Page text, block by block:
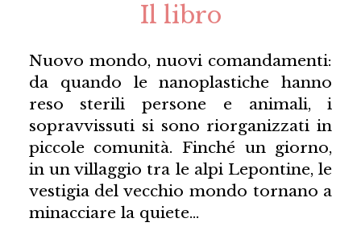
Il libro
Nuovo mondo, nuovi comandamenti:
da quando le nanoplastiche hanno
reso sterili persone e animali, i
sopravvissuti si sono riorganizzati in
piccole comunità. Finché un giorno,
in un villaggio tra le alpi Lepontine, le
vestigia del vecchio mondo tornano a
minacciare la quiete…